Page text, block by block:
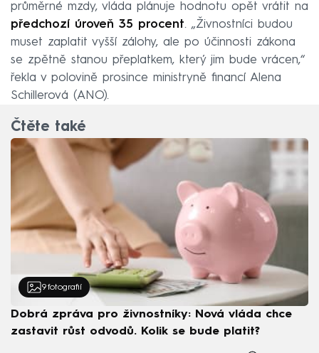
průměrné mzdy, vláda plánuje hodnotu opět vrátit na
předchozí úroveň 35 procent. „Živnostníci budou
muset zaplatit vyšší zálohy, ale po účinnosti zákona
se zpětně stanou přeplatkem, který jim bude vrácen,“
řekla v polovině prosince ministryně financí Alena
Schillerová (ANO).
Čtěte také
9 fotografií
Dobrá zpráva pro živnostníky: Nová vláda chce
zastavit růst odvodů. Kolik se bude platit?